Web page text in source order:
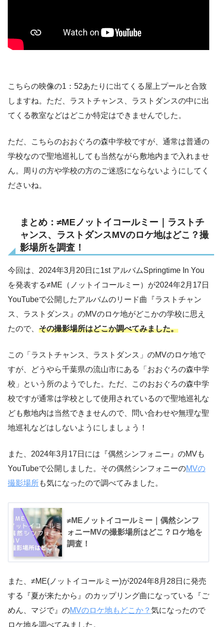
こちらの映像の1：52あたりに出てくる屋上プールと合致
しますね。ただ、ラストチャンス、ラストダンスの中に出
てくる教室などはどこか特定はできませんでした。
ただ、こちらのおおぐろの森中学校ですが、通常は普通の
学校なので聖地巡礼しても当然ながら敷地内まで入れませ
ん。周りの方や学校の方のご迷惑にならないようにしてく
ださいね。
まとめ：≠MEノットイコールミー｜ラストチ
ャンス、ラストダンスMVのロケ地はどこ？撮
影場所を調査！
今回は、2024年3月20日に1st アルバムSpringtime In You
を発表する≠ME（ノットイコールミー）が2024年2月17日
YouTubeで公開したアルバムのリード曲『ラストチャン
ス、ラストダンス』のMVのロケ地がどこかの学校に思え
たので、 その撮影場所はどこか調べてみました。
この「ラストチャンス、ラストダンス」のMVのロケ地で
すが、どうやら千葉県の流山市にある「おおぐろの森中学
校」という所のようでした。ただ、このおおぐろの森中学
校ですが通常は学校として使用されているので聖地巡礼な
ども敷地内は当然できませんので、問い合わせや無理な聖
地巡礼などはしないようにしましょう！
また、2024年3月17日には『偶然シンフォニー』のMVも
YouTubeで公開しました。その偶然シンフォニーのMVの
撮影場所も気になったので調べてみました。
≠MEノットイコールミー｜偶然シンフ
ォニーMVの撮影場所はどこ？ロケ地を
調査！
また、≠ME(ノットイコールミー)が2024年8月28日に発売
する『夏が来たから』のカップリング曲になっている『ご
めん、マジで』のMVのロケ地もどこか？ 気になったので
ロケ地を調べてみました。